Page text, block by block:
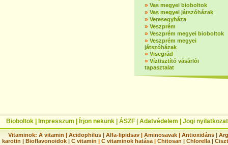
» Vas megyei bioboltok
» Vas megyei játszóházak
» Veresegyháza
» Veszprém
» Veszprém megyei bioboltok
» Veszprém megyei
játszóházak
» Visegrád
» Víztisztító vásárlói
tapasztalat
Bioboltok Impresszum Írjon nekünk ÁSZF Adatvédelem Jogi nyilatkozat
Vitaminok: A vitamin |Acidophilus |Alfa-lipidsav |Aminosavak |Antioxidáns |
karotin | Bioflavonoidok | C vitamin | C vitaminok hatása | Chitosan | Chlorella |